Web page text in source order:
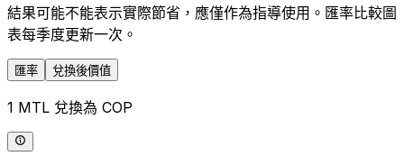
結果可能不能表示實際節省，應僅作為指導使用。匯率比較圖
表每季度更新一次。
匯率 兌換後價值
1 MTL 兌換為 COP